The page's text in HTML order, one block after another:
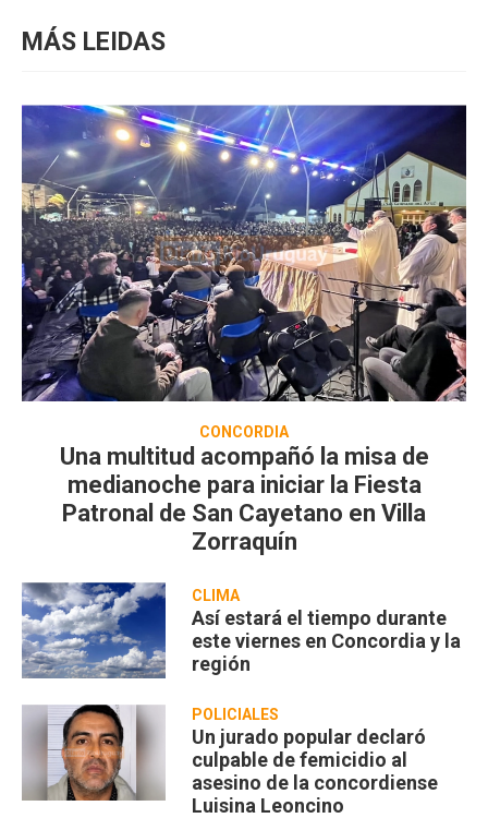
MÁS LEIDAS
CONCORDIA
Una multitud acompañó la misa de
medianoche para iniciar la Fiesta
Patronal de San Cayetano en Villa
Zorraquín
CLIMA
Así estará el tiempo durante
este viernes en Concordia y la
región
POLICIALES
Un jurado popular declaró
culpable de femicidio al
asesino de la concordiense
Luisina Leoncino